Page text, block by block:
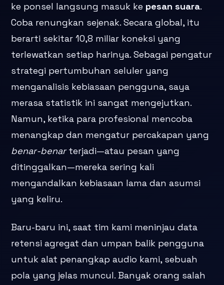
ke ponsel langsung masuk ke pesan suara.
Coba renungkan sejenak. Secara global, itu
berarti sekitar 10,8 miliar koneksi yang
terlewatkan setiap harinya. Sebagai pengatur
strategi pertumbuhan seluler yang
menganalisis kebiasaan pengguna, saya
merasa statistik ini sangat mengejutkan.
Namun, ketika para profesional mencoba
menangkap dan mengatur percakapan yang
benar-benarterjadi—atau pesan yang
ditinggalkan—mereka sering kali
mengandalkan kebiasaan lama dan asumsi
yang keliru.
Baru-baru ini, saat tim kami meninjau data
retensi agregat dan umpan balik pengguna
untuk alat penangkap audio kami, sebuah
pola yang jelas muncul. Banyak orang salah